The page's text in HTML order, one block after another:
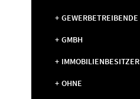
GEWERBETREIBENDE
GMBH
IMMOBILIENBESITZER
OHNE